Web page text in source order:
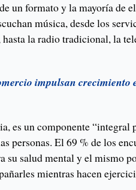
un formato y la mayoría de
música, desde los
la radio tradicional, la
impulsan crecimiento
es un componente “integral
personas. El 69 % de los
su salud mental y el mismo
mientras hacen